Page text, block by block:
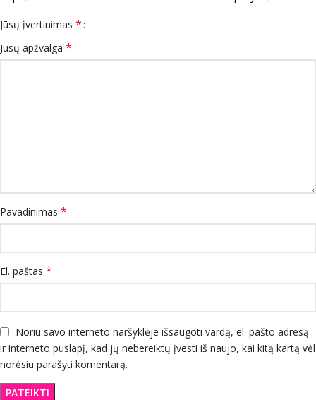
Jūsų įvertinimas *
Jūsų apžvalga *
Pavadinimas *
El. paštas *
Noriu savo interneto naršyklėje išsaugoti vardą, el. pašto adresą
ir interneto puslapį, kad jų nebereiktų įvesti iš naujo, kai kitą kartą vėl
norėsiu parašyti komentarą.